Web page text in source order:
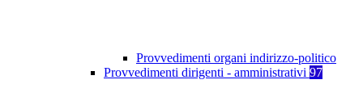
Provvedimenti organi indirizzo-politico
Provvedimenti dirigenti - amministrativi 97